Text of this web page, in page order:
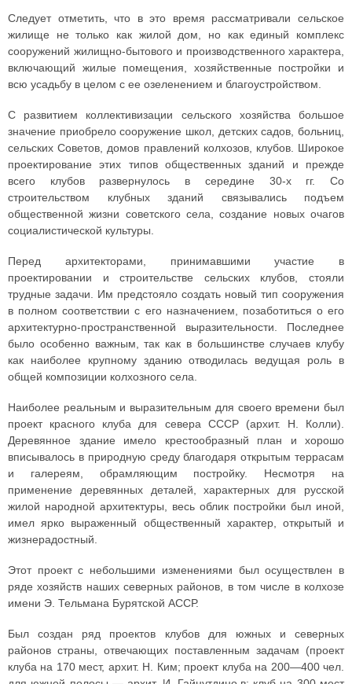
Следует отметить, что в это время рассматривали сельское
жилище не только как жилой дом, но как единый комплекс
сооружений жилищно-бытового и производственного характера,
включающий жилые помещения, хозяйственные постройки и
всю усадьбу в целом с ее озеленением и благоустройством.
С развитием коллективизации сельского хозяйства большое
значение приобрело сооружение школ, детских садов, больниц,
сельских Советов, домов правлений колхозов, клубов. Широкое
проектирование этих типов общественных зданий и прежде
всего клубов развернулось в середине 30-х гг. Со
строительством клубных зданий связывались подъем
общественной жизни советского села, создание новых очагов
социалистической культуры.
Перед архитекторами, принимавшими участие в
проектировании и строительстве сельских клубов, стояли
трудные задачи. Им предстояло создать новый тип сооружения
в полном соответствии с его назначением, позаботиться о его
архитектурно-пространственной выразительности. Последнее
было особенно важным, так как в большинстве случаев клубу
как наиболее крупному зданию отводилась ведущая роль в
общей композиции колхозного села.
Наиболее реальным и выразительным для своего времени был
проект красного клуба для севера СССР (архит. Н. Колли).
Деревянное здание имело крестообразный план и хорошо
вписывалось в природную среду благодаря открытым террасам
и галереям, обрамляющим постройку. Несмотря на
применение деревянных деталей, характерных для русской
жилой народной архитектуры, весь облик постройки был иной,
имел ярко выраженный общественный характер, открытый и
жизнерадостный.
Этот проект с небольшими изменениями был осуществлен в
ряде хозяйств наших северных районов, в том числе в колхозе
имени Э. Тельмана Бурятской АССР.
Был создан ряд проектов клубов для южных и северных
районов страны, отвечающих поставленным задачам (проект
клуба на 170 мест, архит. Н. Ким; проект клуба на 200—400 чел.